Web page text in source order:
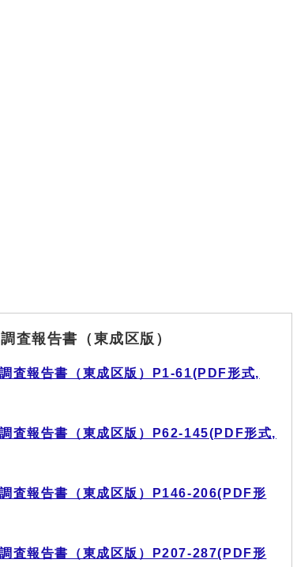
査報告書（東成区版）
査報告書（東成区版）P1-61(PDF形式,
査報告書（東成区版）P62-145(PDF形式,
査報告書（東成区版）P146-206(PDF形
査報告書（東成区版）P207-287(PDF形